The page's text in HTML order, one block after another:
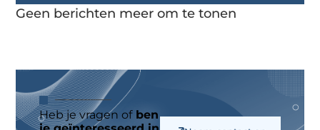
Geen berichten meer om te tonen
Heb je vragen ofben